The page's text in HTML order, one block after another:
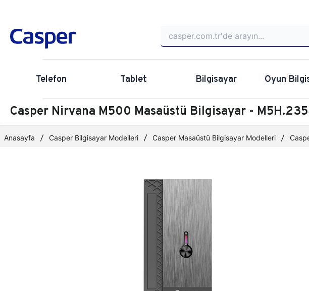
Telefon Tablet Bilgisayar Oyun
Casper Nirvana M500 Masaüstü Bilgisayar -
Anasayfa Casper Bilgisayar Modelleri Casper Masaüstü Bilgisayar Modelleri